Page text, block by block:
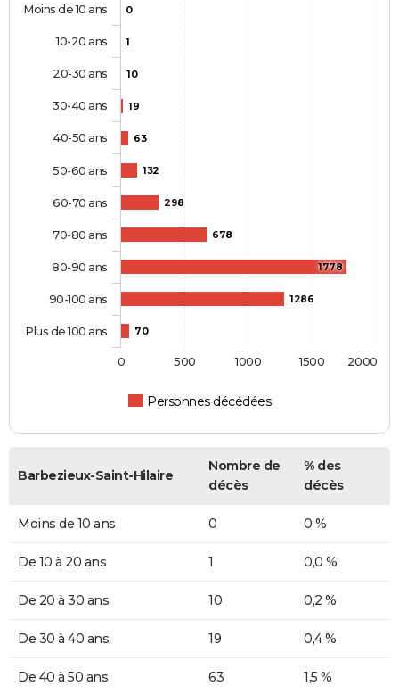
0
1
10
19
63
132
298
678
1778
1286
70
Personnes décédées
Moins de 10 ans
10-20 ans
20-30 ans
30-40 ans
40-50 ans
50-60 ans
60-70 ans
70-80 ans
80-90 ans
90-100 ans
Plus de 100 ans
0 500 1000 1500 2000
Barbezieux-Saint-Hilaire
Nombre de
décès
% des
décès
Moins de 10 ans 0 0 %
De 10 à 20 ans 1 0,0 %
De 20 à 30 ans 10 0,2 %
De 30 à 40 ans 19 0,4 %
De 40 à 50 ans 63 1,5 %